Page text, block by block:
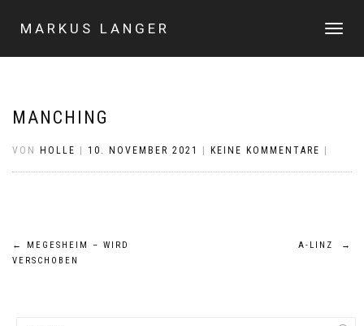
MARKUS LANGER
MANCHING
VON HOLLE 10. NOVEMBER 2021 KEINE KOMMENTARE
Beitragsnavigation
←
MEGESHEIM – WIRD
VERSCHOBEN
A-LINZ →